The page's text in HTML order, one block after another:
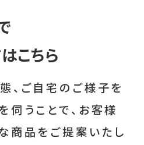
こちら
、ご自宅のご様子を
伺うことで、お客様
商品をご提案いたし